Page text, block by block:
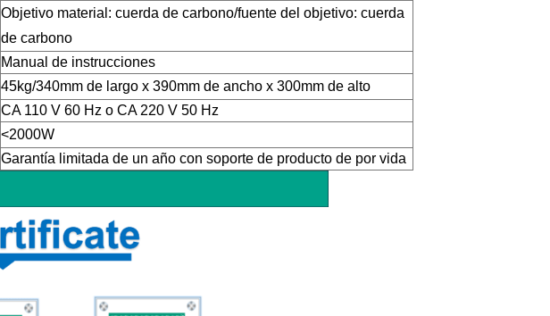
Objetivo material: cuerda de carbono/fuente del objetivo: cuerda
de carbono
Manual de instrucciones
45kg/340mm de largo x 390mm de ancho x 300mm de alto
CA 110 V 60 Hz o CA 220 V 50 Hz
<2000W
Garantía limitada de un año con soporte de producto de por vida